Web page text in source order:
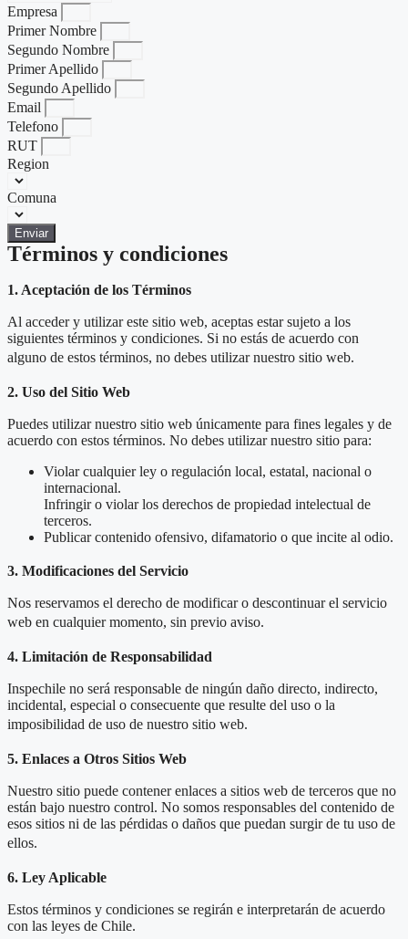
Empresa
Primer Nombre
Segundo Nombre
Primer Apellido
Segundo Apellido
Email
Telefono
RUT
Region
Comuna
Enviar
Términos y condiciones
1. Aceptación de los Términos
Al acceder y utilizar este sitio web, aceptas estar sujeto a los
siguientes términos y condiciones. Si no estás de acuerdo con
alguno de estos términos, no debes utilizar nuestro sitio web.
2. Uso del Sitio Web
Puedes utilizar nuestro sitio web únicamente para fines legales y de
acuerdo con estos términos. No debes utilizar nuestro sitio para:
Violar cualquier ley o regulación local, estatal, nacional o
internacional.
Infringir o violar los derechos de propiedad intelectual de
terceros.
Publicar contenido ofensivo, difamatorio o que incite al odio.
3. Modificaciones del Servicio
Nos reservamos el derecho de modificar o descontinuar el servicio
web en cualquier momento, sin previo aviso.
4. Limitación de Responsabilidad
Inspechile no será responsable de ningún daño directo, indirecto,
incidental, especial o consecuente que resulte del uso o la
imposibilidad de uso de nuestro sitio web.
5. Enlaces a Otros Sitios Web
Nuestro sitio puede contener enlaces a sitios web de terceros que no
están bajo nuestro control. No somos responsables del contenido de
esos sitios ni de las pérdidas o daños que puedan surgir de tu uso de
ellos.
6. Ley Aplicable
Estos términos y condiciones se regirán e interpretarán de acuerdo
con las leyes de Chile.